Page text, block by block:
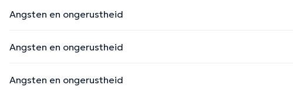
Angsten en ongerustheid
Angsten en ongerustheid
Angsten en ongerustheid